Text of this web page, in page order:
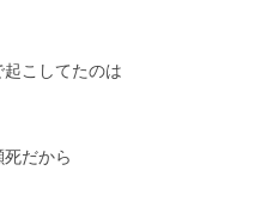
こしてたのは
だから